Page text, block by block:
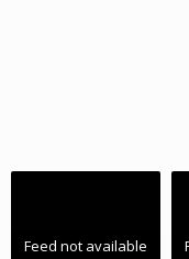
Feed not available